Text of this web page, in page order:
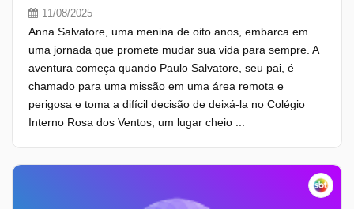
11/08/2025
Anna Salvatore, uma menina de oito anos, embarca em
uma jornada que promete mudar sua vida para sempre. A
aventura começa quando Paulo Salvatore, seu pai, é
chamado para uma missão em uma área remota e
perigosa e toma a difícil decisão de deixá-la no Colégio
Interno Rosa dos Ventos, um lugar cheio ...